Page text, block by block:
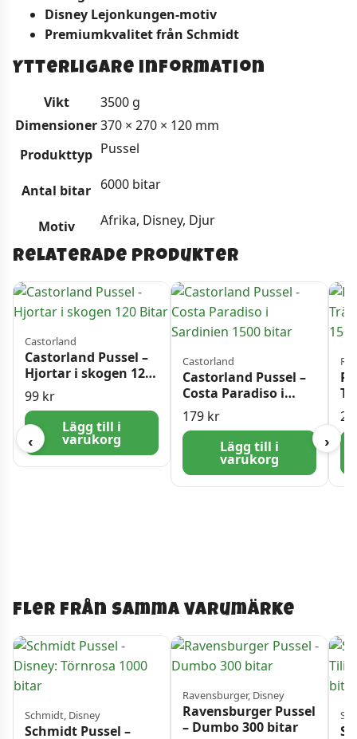
Disney Lejonkungen-motiv
Premiumkvalitet från Schmidt
Ytterligare information
Vikt
3500 g
Dimensioner370 × 270 × 120 mm
Produkttyp Pussel
Antal bitar 6000 bitar
Motiv Afrika, Disney, Djur
Relaterade produkter
‹
Castorland
Castorland Pussel –
Hjortar i skogen 120
Bitar
99 kr
Lägg till i
varukorg
Castorland
Castorland Pussel –
Costa Paradiso i
Sardinien 1500 bitar
179 kr
Lägg till i
varukorg
›
Fler från samma varumärke
Schmidt, Disney
Schmidt Pussel –
Ravensburger, Disney
Ravensburger Pussel
– Dumbo 300 bitar